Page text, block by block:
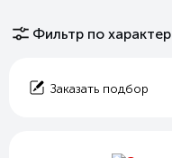
Фильтр по
Заказать подбор